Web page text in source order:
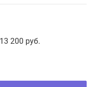
200 руб.